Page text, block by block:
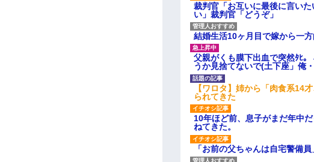
裁判官「お互いに最後に言い
い」裁判官「どうぞ」
結婚生活10ヶ月目で嫁から一
父親がくも膜下出血で突然ﾀﾋ
うか見捨てないで(土下座」俺
【ワロタ】姉から「肉食系14
られてきた
10年ほど前、息子がまだ年中
ねてきた。
「お前の父ちゃんは自宅警備